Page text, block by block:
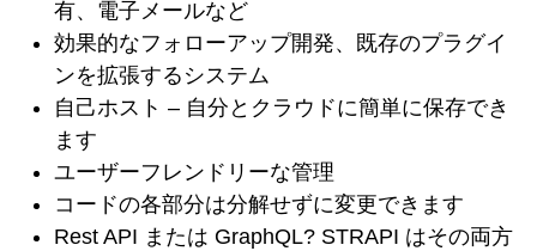
有、電子メールなど
効果的なフォローアップ開発、既存のプラグイ
ンを拡張するシステム
自己ホスト – 自分とクラウドに簡単に保存でき
ます
ユーザーフレンドリーな管理
コードの各部分は分解せずに変更できます
Rest API または GraphQL? STRAPI はその両方